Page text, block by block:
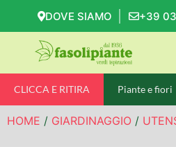
DOVE SIAMO +39
CLICCA E RITIRA Piante e fiori
HOME / GIARDINAGGIO /